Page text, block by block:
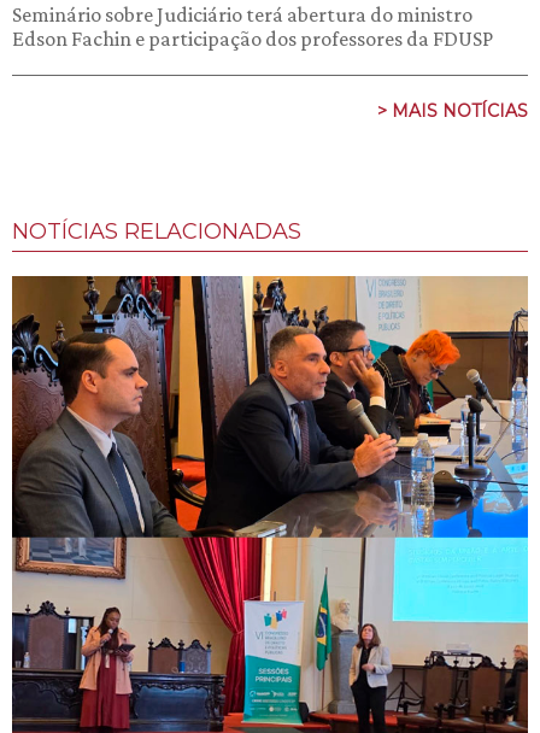
Seminário sobre Judiciário terá abertura do ministro
Edson Fachin e participação dos professores da FDUSP
> MAIS NOTÍCIAS
NOTÍCIAS RELACIONADAS